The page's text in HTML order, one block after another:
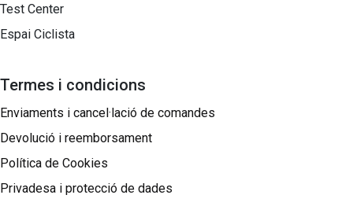
Test Center
Espai Ciclista
Termes i condicions
Enviaments i cancel·lació de comandes
Devolució i reemborsament
Política de Cookies
Privadesa i protecció de dades